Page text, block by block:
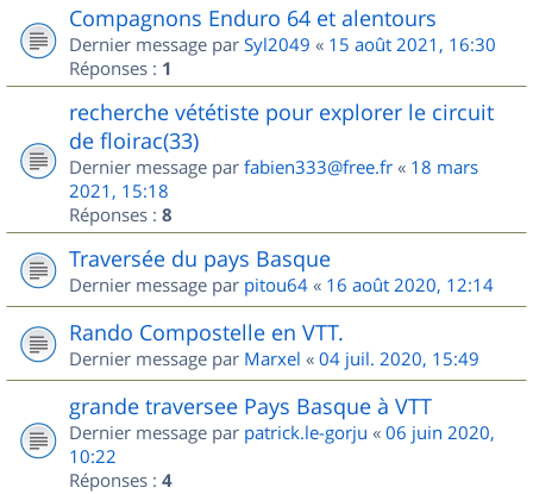
Compagnons Enduro 64 et alentours
Dernier message par Syl2049 « 15 août 2021, 16:30
Réponses : 1
recherche vététiste pour explorer le circuit
de floirac(33)
Dernier message par fabien333@free.fr « 18 mars
2021, 15:18
Réponses : 8
Traversée du pays Basque
Dernier message par pitou64 « 16 août 2020, 12:14
Rando Compostelle en VTT.
Dernier message par Marxel « 04 juil. 2020, 15:49
grande traversee Pays Basque à VTT
Dernier message par patrick.le-gorju « 06 juin 2020,
10:22
Réponses : 4